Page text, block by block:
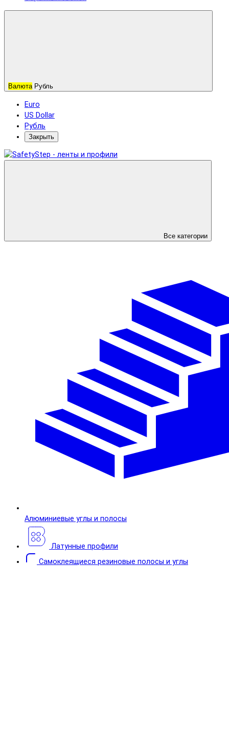
Валюта Рубль
Euro
US Dollar
Рубль
Закрыть
Все категории
Алюминиевые углы и полосы
Латунные профили
Самоклеящиеся резиновые полосы и углы